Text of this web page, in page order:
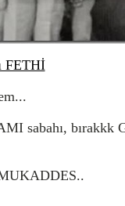
FETHİ
sabahı, bırakkk